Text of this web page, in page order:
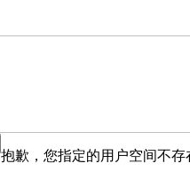
抱歉，您指定的用户空间不存